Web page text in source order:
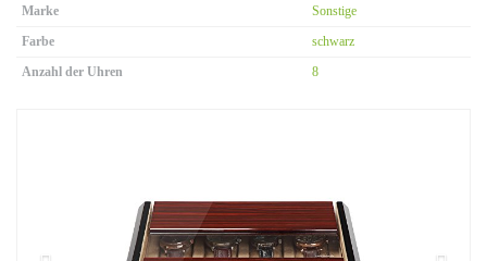
Marke
Sonstige
Farbe
schwarz
Anzahl der Uhren
8